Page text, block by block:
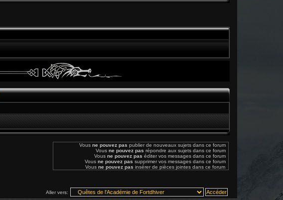
Vous ne pouvez pas publier de nouveaux sujets dans ce forum
Vous ne pouvez pas répondre aux sujets dans ce forum
Vous ne pouvez pas éditer vos messages dans ce forum
Vous ne pouvez pas supprimer vos messages dans ce forum
Vous ne pouvez pas insérer de pièces jointes dans ce forum
Aller vers: